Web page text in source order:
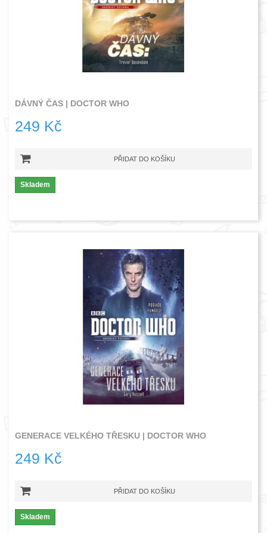
DÁVNÝ ČAS | DOCTOR WHO
249 Kč
PŘIDAT DO KOŠÍKU
Skladem
GENERACE VELKÉHO TŘESKU | DOCTOR WHO
249 Kč
PŘIDAT DO KOŠÍKU
Skladem